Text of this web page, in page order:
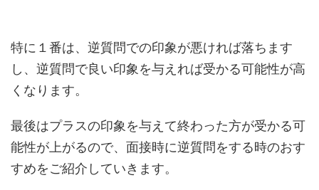
特に１番は、逆質問での印象が悪ければ落ちます
し、逆質問で良い印象を与えれば受かる可能性が高
くなります。
最後はプラスの印象を与えて終わった方が受かる可
能性が上がるので、面接時に逆質問をする時のおす
すめをご紹介していきます。